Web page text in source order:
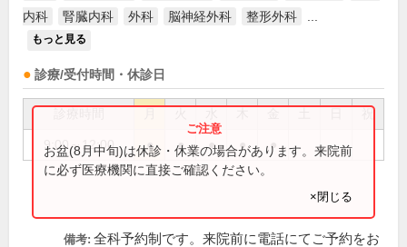
内科
腎臓内科 外科 脳神経外科 整形外科
もっと見る
診療/受付時間・休診日
祝
9:00～12:00 ● ● ● ● ●
お盆(8月中旬)は休診・休業の場合があります。来院前
に必ず医療機関に直接ご確認ください。
×閉じる
備考: 全科予約制です。来院前に電話にてご予約をお